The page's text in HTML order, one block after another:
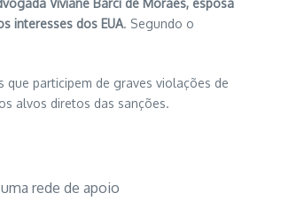
Viviane Barci de Moraes, esposa
interesses dos EUA. Segundo o
participem de graves violações de
alvos diretos das sanções.
rede de apoio